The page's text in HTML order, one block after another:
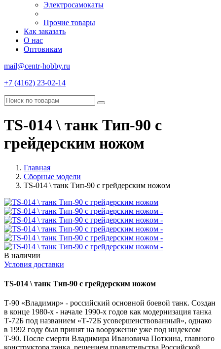
Электросамокаты
Прочие товары
Как заказать
О нас
Оптовикам
mail@centr-hobby.ru
+7 (4162) 23-02-14
TS-014 \ танк Тип-90 с
грейдерским ножом
Главная
Сборные модели
TS-014 \ танк Тип-90 с грейдерским ножом
В наличии
Условия доставки
TS-014 \ танк Тип-90 с грейдерским ножом
Т-90 «Владимир» - российский основной боевой танк. Создан
в конце 1980-х - начале 1990-х годов как модернизация танка
Т-72Б под названием «Т-72Б усовершенствованный», однако
в 1992 году был принят на вооружение уже под индексом
Т-90. После смерти Владимира Ивановича Поткина, главного